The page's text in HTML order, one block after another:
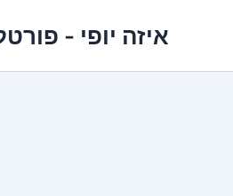
איזה יופי -